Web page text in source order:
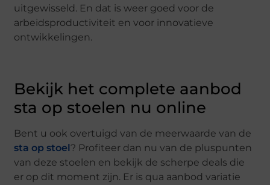
uitgewisseld. En dat is weer goed voor de
arbeidsproductiviteit en voor innovatieve
ontwikkelingen.
Bekijk het complete aanbod
sta op stoelen nu online
Bent u ook overtuigd van de meerwaarde van de
sta op stoel? Profiteer dan nu van de pluspunten
van deze stoelen en bekijk de scherpe deals die
er op dit moment zijn. Er is qua aanbod variatie